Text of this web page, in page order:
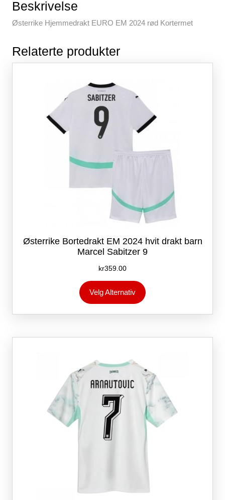
b
o
k
p
Beskrivelse
Østerrike Hjemmedrakt EURO EM 2024 rød Kortermet
Relaterte produkter
Østerrike Bortedrakt EM 2024 hvit drakt barn
Marcel Sabitzer 9
kr359.00
Velg Alternativ
produktet
flere
Alternativene
på
produktsiden